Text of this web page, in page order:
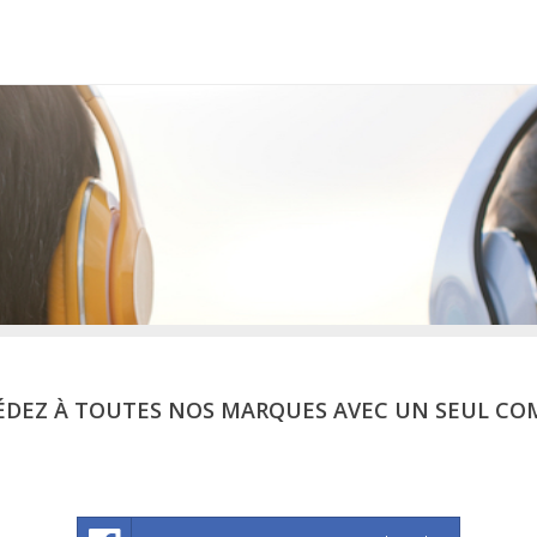
À TOUTES NOS MARQUES AVEC UN SEUL